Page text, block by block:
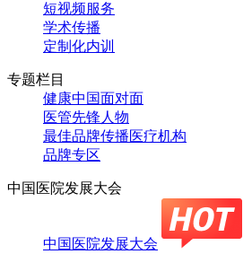
短视频服务
学术传播
定制化内训
专题栏目
健康中国面对面
医管先锋人物
最佳品牌传播医疗机构
品牌专区
中国医院发展大会
中国医院发展大会